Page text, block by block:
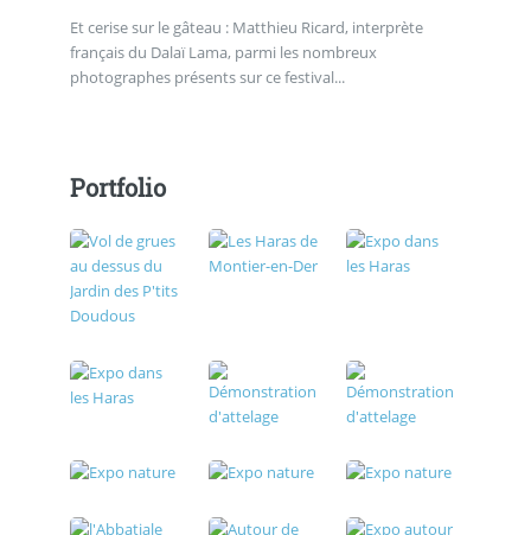
Et cerise sur le gâteau : Matthieu Ricard, interprète
français du Dalaï Lama, parmi les nombreux
photographes présents sur ce festival...
Portfolio